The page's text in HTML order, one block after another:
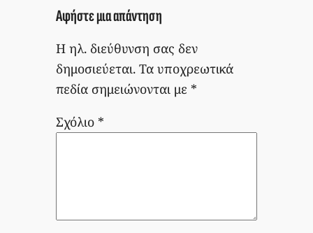
Αφήστε μια απάντηση
Η ηλ. διεύθυνση σας δεν
δημοσιεύεται. Τα υποχρεωτικά
πεδία σημειώνονται με *
Σχόλιο *